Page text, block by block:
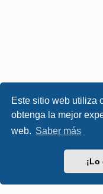
Este sitio web utiliza
obtenga la mejor
web. Saber más